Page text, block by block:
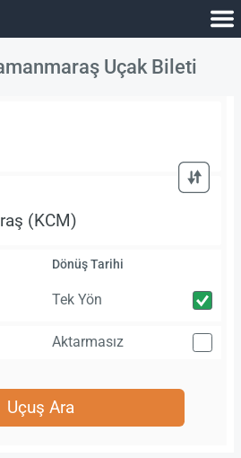
Uçak Bileti
Dönüş Tarihi
Tek Yön
Aktarmasız
Uçuş Ara